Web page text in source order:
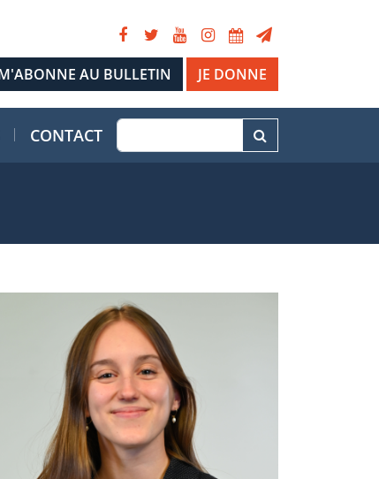
JE DONNE
CONTACT